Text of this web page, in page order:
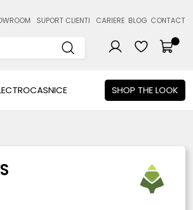
SUPORT CLIENTI CARIERE BLOG CONTACT
SHOP THE LOOK